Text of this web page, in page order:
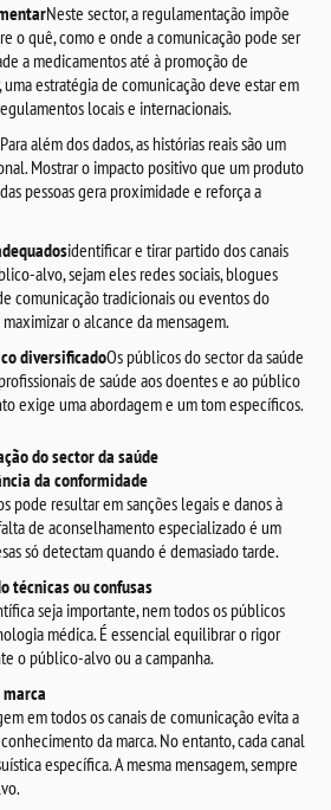
Neste sector, a regulamentação impõe
o quê, como e onde a comunicação pode ser
a medicamentos até à promoção de
estratégia de comunicação deve estar em
locais e internacionais.
Para além dos dados, as histórias reais são um
Mostrar o impacto positivo que um produto
pessoas gera proximidade e reforça a
identificar e tirar partido dos canais
alvo, sejam eles redes sociais, blogues
comunicação tradicionais ou eventos do
o alcance da mensagem.
diversificadoOs públicos do sector da saúde
de saúde aos doentes e ao público
exige uma abordagem e um tom específicos.
do sector da saúde
da conformidade
pode resultar em sanções legais e danos à
de aconselhamento especializado é um
só detectam quando é demasiado tarde.
técnicas ou confusas
seja importante, nem todos os públicos
médica. É essencial equilibrar o rigor
o público-alvo ou a campanha.
em todos os canais de comunicação evita a
da marca. No entanto, cada canal
específica. A mesma mensagem, sempre